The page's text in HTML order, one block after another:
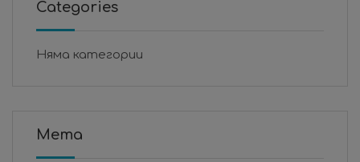
Categories
Няма категории
Мета